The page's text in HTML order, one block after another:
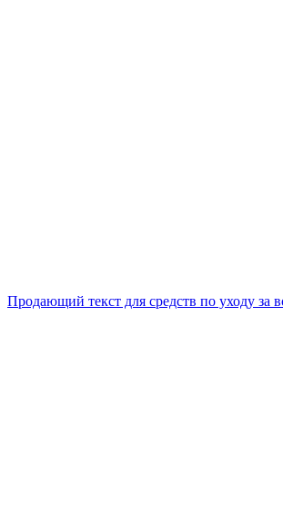
Продающий текст для средств по уходу за